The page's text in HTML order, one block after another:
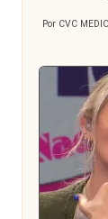
Publicado
Por CVC
Publicada